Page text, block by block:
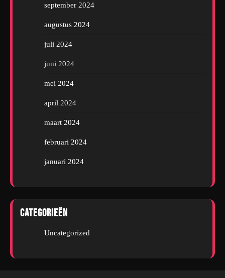
september 2024
augustus 2024
juli 2024
juni 2024
mei 2024
april 2024
maart 2024
februari 2024
januari 2024
Categorieën
Uncategorized